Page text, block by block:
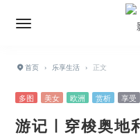
首页 › 乐享生活 › 正文
多图 美女 欧洲 赏析 享受
游记 | 穿梭奥地